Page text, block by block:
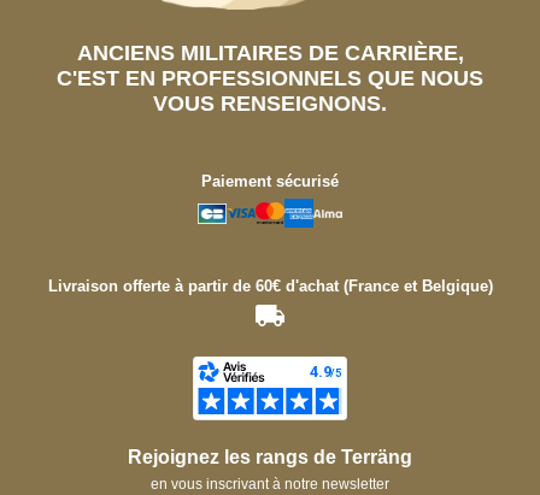
ANCIENS MILITAIRES DE CARRIÈRE,
C'EST EN PROFESSIONNELS QUE NOUS
VOUS RENSEIGNONS.
Paiement sécurisé
Livraison offerte à partir de 60€ d'achat (France et Belgique)
Rejoignez les rangs de Terräng
en vous inscrivant à notre newsletter